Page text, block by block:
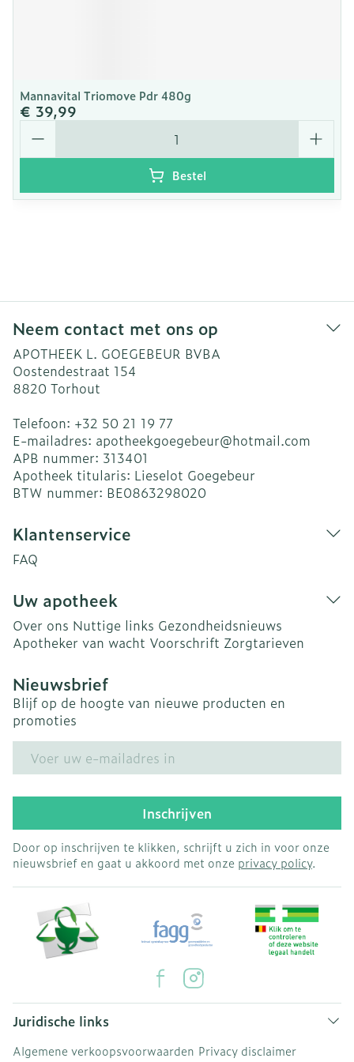
Mannavital Triomove Pdr 480g
€ 39,99
Aantal
Bestel
Neem contact met ons op
APOTHEEK L. GOEGEBEUR BVBA
Oostendestraat 154
8820 Torhout
Telefoon: +32 50 21 19 77
E-mailadres: apotheekgoegebeur@hotmail.com
APB nummer: 313401
Apotheek titularis: Lieselot Goegebeur
BTW nummer: BE0863298020
Klantenservice
FAQ
Uw apotheek
Over ons Nuttige links Gezondheidsnieuws
Apotheker van wacht Voorschrift Zorgtarieven
Nieuwsbrief
Blijf op de hoogte van nieuwe producten en
promoties
Inschrijven
Door op inschrijven te klikken, schrijft u zich in voor onze
nieuwsbrief en gaat u akkoord met onze privacy policy.
Juridische links
Algemene verkoopsvoorwaarden Privacy disclaimer